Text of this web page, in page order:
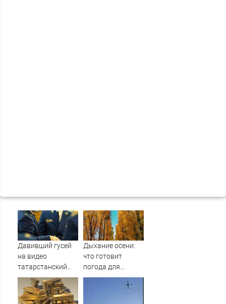
Давивший гусей
на видео
татарстанский
прокурор ушел в
отставку
09/08/2026 –
Дыхание осени:
что готовит
погода для
Тверской области
на второй неделе